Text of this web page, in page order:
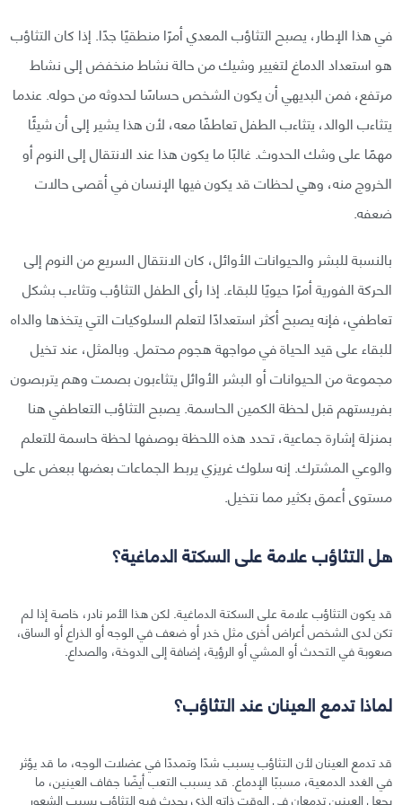
في هذا الإطار، يصبح التثاؤب المعدي أمرًا منطقيًا جدًا. إذا كان التثاؤب
هو استعداد الدماغ لتغيير وشيك من حالة نشاط منخفض إلى نشاط
مرتفع، فمن البديهي أن يكون الشخص حساسًا لحدوثه من حوله. عندما
يتثاءب الوالد، يتثاءب الطفل تعاطفًا معه، لأن هذا يشير إلى أن شيئًا
مهمًا على وشك الحدوث. غالبًا ما يكون هذا عند الانتقال إلى النوم أو
الخروج منه، وهي لحظات قد يكون فيها الإنسان في أقصى حالات
ضعفه.
بالنسبة للبشر والحيوانات الأوائل، كان الانتقال السريع من النوم إلى
الحركة الفورية أمرًا حيويًا للبقاء. إذا رأى الطفل التثاؤب وتثاءب بشكل
تعاطفي، فإنه يصبح أكثر استعدادًا لتعلم السلوكيات التي يتخذها والداه
للبقاء على قيد الحياة في مواجهة هجوم محتمل. وبالمثل، عند تخيل
مجموعة من الحيوانات أو البشر الأوائل يتثاءبون بصمت وهم يتربصون
بفريستهم قبل لحظة الكمين الحاسمة. يصبح التثاؤب التعاطفي هنا
بمنزلة إشارة جماعية، تحدد هذه اللحظة بوصفها لحظة حاسمة للتعلم
والوعي المشترك. إنه سلوك غريزي يربط الجماعات بعضها ببعض على
مستوى أعمق بكثير مما نتخيل.
هل التثاؤب علامة على السكتة الدماغية؟
قد يكون التثاؤب علامة على السكتة الدماغية. لكن هذا الأمر نادر، خاصة إذا لم
تكن لدى الشخص أعراض أخرى مثل خدر أو ضعف في الوجه أو الذراع أو الساق،
صعوبة في التحدث أو المشي أو الرؤية، إضافة إلى الدوخة، والصداع.
لماذا تدمع العينان عند التثاؤب؟
قد تدمع العينان لأن التثاؤب يسبب شدًا وتمددًا في عضلات الوجه، ما قد يؤثر
في الغدد الدمعية، مسببًا الإدماع. قد يسبب التعب أيضًا جفاف العينين، ما
يجعل العينين تدمعان في الوقت ذاته الذي يحدث فيه التثاؤب بسبب الشعور